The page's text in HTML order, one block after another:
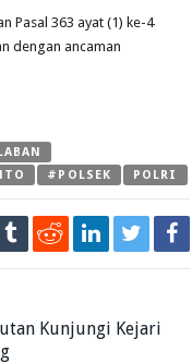
Pasal 363 ayat (1) ke-4
dengan ancaman
#POLSEK POLRI
Kunjungi Kejari